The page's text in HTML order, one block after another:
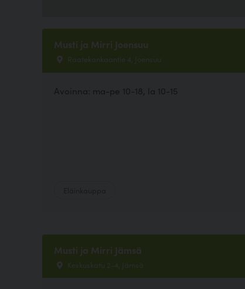
Musti ja Mirri Joensuu
Raatekankaantie 4, Joensuu
Avoinna: ma-pe 10-18, la 10-15
Musti ja Mirri Jämsä
Keskuskatu 2-4, Jämsä